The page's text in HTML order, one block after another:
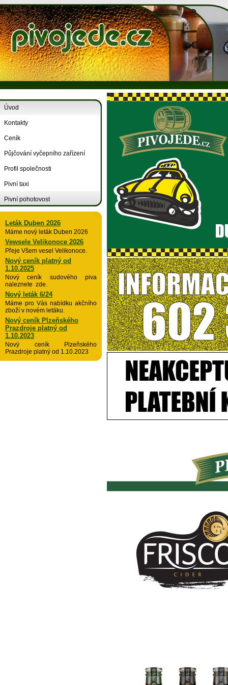
Úvod
Kontakty
Ceník
Půjčování vyčepního zařízení
Profil společnosti
Pivní taxi
Pivní pohotovost
Leták Duben 2026
Máme nový leták Duben 2026
Vewsele Velikonoce 2026
Přeje Všem vesel Velikonoce.
Nový ceník platný od
1.10.2025
Nový ceník sudového piva
naleznete zde.
Nový leták 6/24
Máme pro Vás nabídku akčního
zboží v novém letáku.
Nový ceník Plzeňského
Prazdroje platný od
1.10.2023
Nový ceník Plzeňského
Prazdroje platný od 1.10.2023